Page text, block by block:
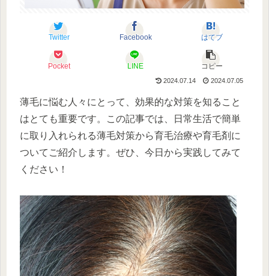
Twitter Facebook はてブ
Pocket LINE コピー
2024.07.14 2024.07.05
薄毛に悩む人々にとって、効果的な対策を知ること
はとても重要です。この記事では、日常生活で簡単
に取り入れられる薄毛対策から育毛治療や育毛剤に
ついてご紹介します。ぜひ、今日から実践してみて
ください！